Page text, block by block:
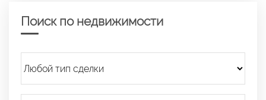
Поиск по недвижимости